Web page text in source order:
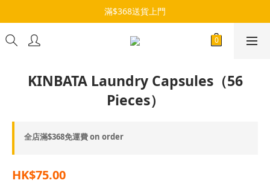
滿$368送貨上門
KINBATA Laundry Capsules（56
Pieces）
全店滿$368免運費 on order
HK$75.00